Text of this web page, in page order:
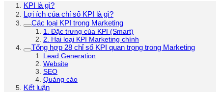
KPI là gì?
Lợi ích của chỉ số KPI là gì?
Các loại KPI trong Marketing
1. Đặc trưng của KPI (Smart)
2. Hai loại KPI Marketing chính
Tổng hợp 28 chỉ số KPI quan trọng trong Marketing
Lead Generation
Website
SEO
Quảng cáo
Kết luận